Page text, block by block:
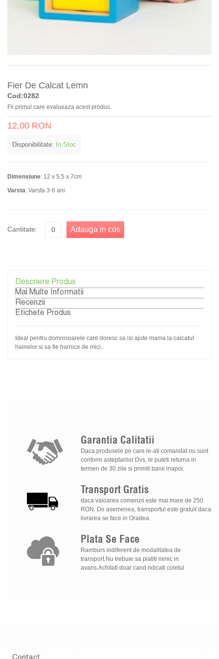
Fier De Calcat Lemn
Cod:0282
Fii primul care evalueaza acest produs.
12,00 RON
Disponibilitate: In Stoc
Dimensiune: 12 x 5,5 x 7cm
Varsta: Varsta 3-6 ani
Cantitate: Adauga in cos
Descriere Produs
Mai Multe Informatii
Recenzii
Etichete Produs
Ideal pentru domnisoarele care doresc sa isi ajute mama la calcatul
hainelor si sa fie harnice de mici.
Garantia Calitatii
Daca produsele pe care le-ati comandat nu sunt
conform asteptarilor Dvs, le puteti returna in
termen de 30 zile si primiti banii inapoi.
Transport Gratis
daca valoarea comenzii este mai mare de 250
RON. De asemenea, transportul este gratuit daca
livrarea se face in Oradea.
Plata Se Face
Ramburs indiferent de modalitatea de
transport.Nu trebuie sa platiti nimic in
avans.Achitati doar cand ridicati coletul